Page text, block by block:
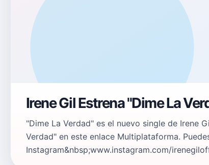
Irene Gil Estrena "Dime La
"Dime La Verdad" es el nuevo single de Irene
Verdad" en este enlace Multiplataforma.
Instagram&nbsp;www.instagram.com/